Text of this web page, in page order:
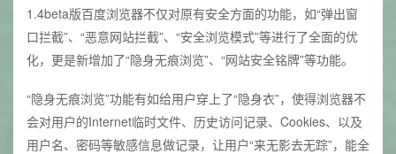
1.4beta版百度浏览器不仅对原有安全方面的功能，如“弹出窗
口拦截”、“恶意网站拦截”、“安全浏览模式”等进行了全面的优
化，更是新增加了“隐身无痕浏览”、“网站安全铭牌”等功能。
“隐身无痕浏览”功能有如给用户穿上了“隐身衣”，使得浏览器不
会对用户的Internet临时文件、历史访问记录、Cookies、以及
用户名、密码等敏感信息做记录，让用户“来无影去无踪”，能全